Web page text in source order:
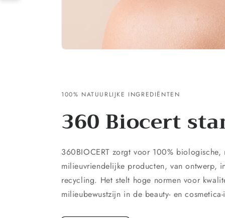
100% NATUURLIJKE INGREDIËNTEN
360 Biocert
360BIOCERT zorgt voor 100% biologische,
milieuvriendelijke producten, van ontwerp,
recycling. Het stelt hoge normen voor
milieubewustzijn in de beauty- en